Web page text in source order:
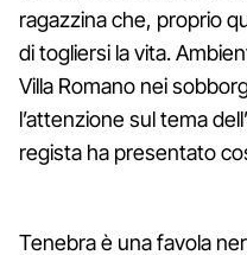
ragazzina che, proprio
di togliersi la vita.
Villa Romano nei
l’attenzione sul tema
regista ha presentato
Tenebra è una favola